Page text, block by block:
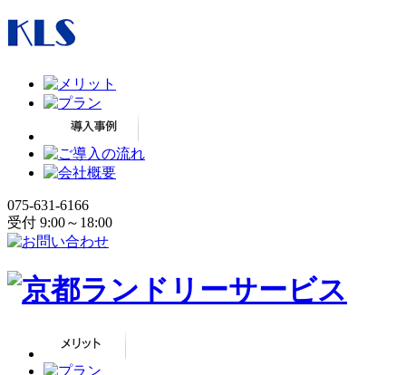
075-631-6166
受付 9:00～18:00